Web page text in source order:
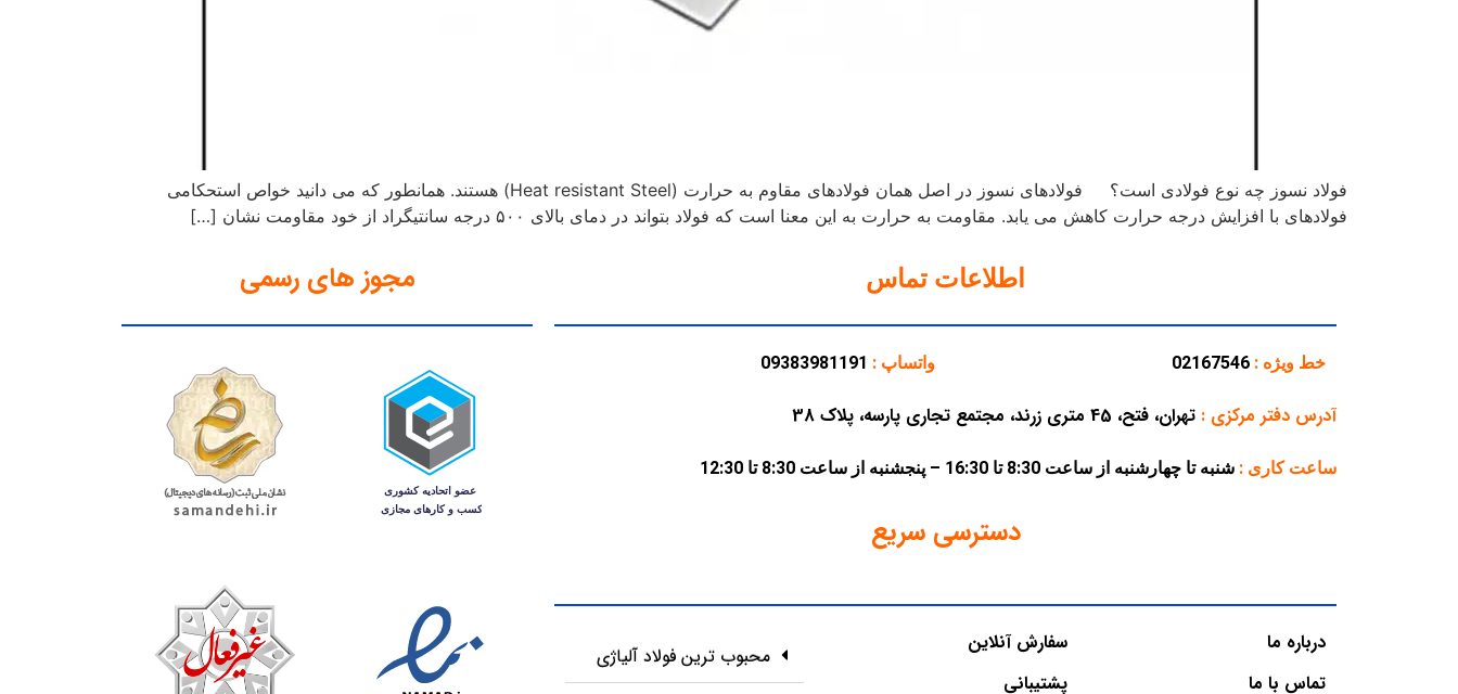
فولاد نسوز چه نوع فولادی است؟ فولادهای نسوز در اصل همان فولادهای مقاوم به حرارت (Heat resistant Steel) هستند. همانطور که می دانید خواص استحکامی
فولادهای با افزایش درجه حرارت کاهش می یابد. مقاومت به حرارت به این معنا است که فولاد بتواند در دمای بالای ۵۰۰ درجه سانتیگراد از خود مقاومت نشان […]
اطلاعات تماس
خط ویژه : 02167546 واتساپ : 09383981191
آدرس دفتر مرکزی : تهران، فتح، 45 متری زرند، مجتمع تجاری پارسه، پلاک 38
ساعت کاری : شنبه تا چهارشنبه از ساعت 8:30 تا 16:30 – پنجشنبه از ساعت 8:30 تا 12:30
دسترسی سریع
درباره ما
تماس با ما
سفارش آنلاین
پشتیبانی
محبوب ترین فولاد آلیاژی
مجوز های رسمی